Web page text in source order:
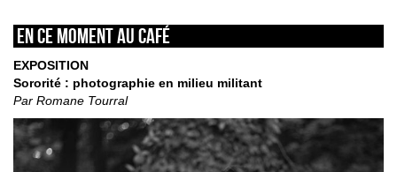
En ce moment au café
EXPOSITION
Sororité : photographie en milieu militant
Par Romane Tourral